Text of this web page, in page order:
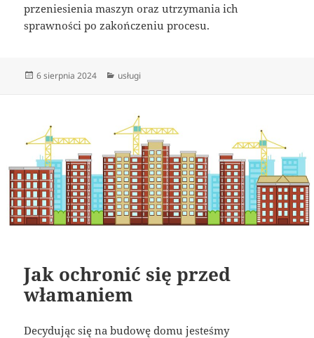
przeniesienia maszyn oraz utrzymania ich
sprawności po zakończeniu procesu.
Data
6 sierpnia 2024 Kategorie
usługi
Jak ochronić się przed
włamaniem
Decydując się na budowę domu jesteśmy